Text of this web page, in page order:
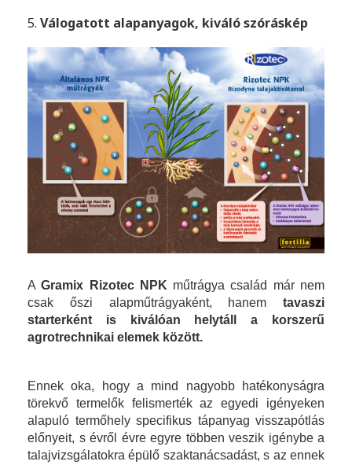
5. Válogatott alapanyagok, kiváló szóráskép
AGramix Rizotec NPK műtrágya család már nem
csak őszi alapműtrágyaként, hanem tavaszi
starterként is kiválóan helytáll a korszerű
agrotrechnikai elemek között.
Ennek oka, hogy a mind nagyobb hatékonyságra
törekvő termelők felismerték az egyedi igényeken
alapuló termőhely specifikus tápanyag visszapótlás
előnyeit, s évről évre egyre többen veszik igénybe a
talajvizsgálatokra épülő szaktanácsadást, s az ennek